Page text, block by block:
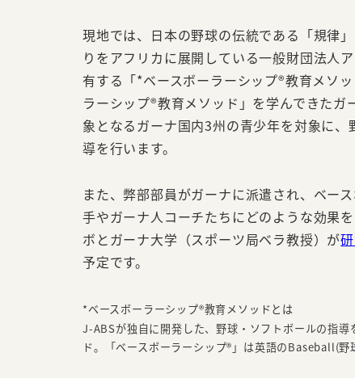
現地では、日本の野球の伝統である「規律
りをアフリカに展開している一般財団法人
有する「*ベースボーラーシップ®教育メソ
ラーシップ®教育メソッド」を学んできた
象となるガーナ国内3州の青少年を対象に
導を行います。
また、弊部部員がガーナに派遣され、ベー
手やガーナ人コーチたちにどのような効果
ボとガーナ大学（スポーツ局ベラ教授）が
予定です。
*ベースボーラーシップ®教育メソッドとは
J-ABSが独自に開発した、野球・ソフトボールの指
ド。「ベースボーラーシップ® 」は英語のBaseball(野